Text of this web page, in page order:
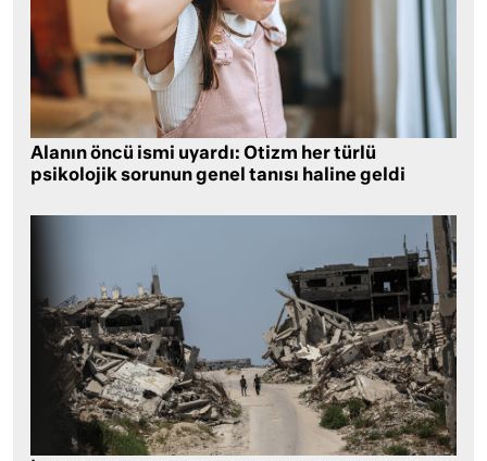
Alanın öncü ismi uyardı: Otizm her türlü
psikolojik sorunun genel tanısı haline geldi